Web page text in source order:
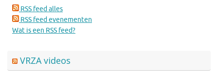
RSS feed alles
RSS feed evenementen
Wat is een RSS feed?
VRZA videos